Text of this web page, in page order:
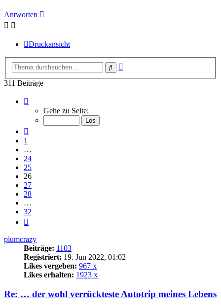
Antworten
Druckansicht
Suche
311 Beiträge
26
von
Gehe zu Seite:
1
…
24
25
26
27
28
…
32
plumcrazy
Beiträge: 1103
Registriert: 19. Jun 2022, 01:02
Likes vergeben: 967 x
Likes erhalten: 1923 x
Re: … der wohl verrückteste Autotrip meines Lebens